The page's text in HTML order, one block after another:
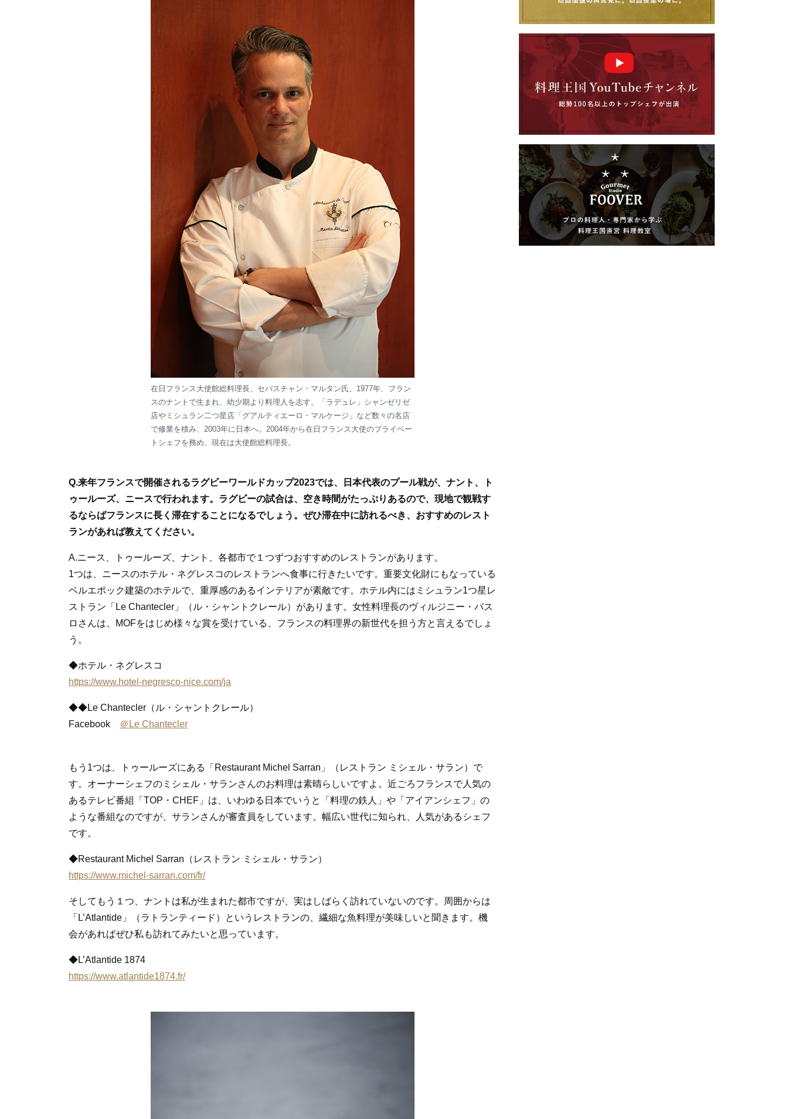
在日フランス大使館総料理長、セバスチャン・マルタン氏。1977年、フラン
スのナントで生まれ、幼少期より料理人を志す。「ラデュレ」シャンゼリゼ
店やミシュラン二つ星店「グアルティエーロ・マルケージ」など数々の名店
で修業を積み、2003年に日本へ。2004年から在日フランス大使のプライベー
トシェフを務め、現在は大使館総料理長。
Q.来年フランスで開催されるラグビーワールドカップ2023では、日本代表のプール戦が、ナント、ト
ゥールーズ、ニースで行われます。ラグビーの試合は、空き時間がたっぷりあるので、現地で観戦す
るならばフランスに長く滞在することになるでしょう。ぜひ滞在中に訪れるべき、おすすめのレスト
ランがあれば教えてください。
A.ニース、トゥールーズ、ナント、各都市で１つずつおすすめのレストランがあります。
1つは、ニースのホテル・ネグレスコのレストランへ食事に行きたいです。重要文化財にもなっている
ベルエポック建築のホテルで、重厚感のあるインテリアが素敵です。ホテル内にはミシュラン1つ星レ
ストラン「Le Chantecler」（ル・シャントクレール）があります。女性料理長のヴィルジニー・バス
ロさんは、MOFをはじめ様々な賞を受けている、フランスの料理界の新世代を担う方と言えるでしょ
う。
◆ホテル・ネグレスコ
https://www.hotel-negresco-nice.com/ja
◆◆Le Chantecler（ル・シャントクレール）
Facebook
＠Le Chantecler
もう1つは、トゥールーズにある「Restaurant Michel Sarran」（レストラン ミシェル・サラン）で
す。オーナーシェフのミシェル・サランさんのお料理は素晴らしいですよ。近ごろフランスで人気の
あるテレビ番組「TOP・CHEF」は、いわゆる日本でいうと「料理の鉄人」や「アイアンシェフ」の
ような番組なのですが、サランさんが審査員をしています。幅広い世代に知られ、人気があるシェフ
です。
◆Restaurant Michel Sarran（レストラン ミシェル・サラン）
https://www.michel-sarran.com/fr/
そしてもう１つ、ナントは私が生まれた都市ですが、実はしばらく訪れていないのです。周囲からは
「L’Atlantide」（ラトランティード）というレストランの、繊細な魚料理が美味しいと聞きます。機
会があればぜひ私も訪れてみたいと思っています。
◆L’Atlantide 1874
https://www.atlantide1874.fr/